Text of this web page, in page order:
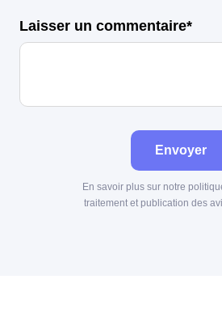
Laisser un commentaire*
Envoyer
En savoir plus sur notre
traitement et publication des